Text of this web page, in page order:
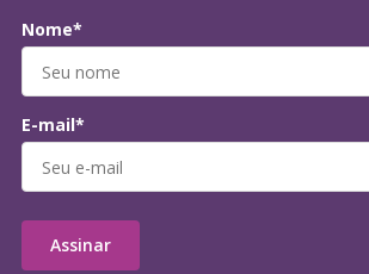
Nome*
E-mail*
Assinar